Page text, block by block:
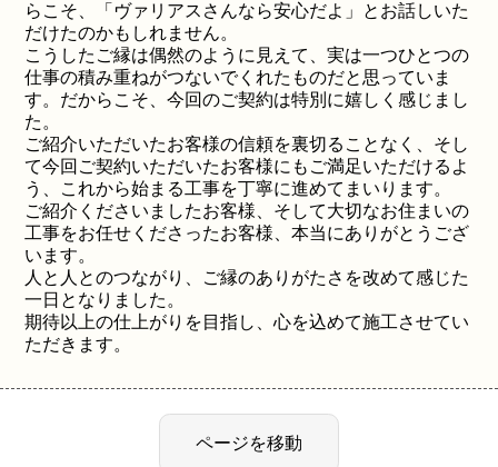
らこそ、「ヴァリアスさんなら安心だよ」とお話しいた
だけたのかもしれません。
こうしたご縁は偶然のように見えて、実は一つひとつの
仕事の積み重ねがつないでくれたものだと思っていま
す。だからこそ、今回のご契約は特別に嬉しく感じまし
た。
ご紹介いただいたお客様の信頼を裏切ることなく、そし
て今回ご契約いただいたお客様にもご満足いただけるよ
う、これから始まる工事を丁寧に進めてまいります。
ご紹介くださいましたお客様、そして大切なお住まいの
工事をお任せくださったお客様、本当にありがとうござ
います。
人と人とのつながり、ご縁のありがたさを改めて感じた
一日となりました。
期待以上の仕上がりを目指し、心を込めて施工させてい
ただきます。